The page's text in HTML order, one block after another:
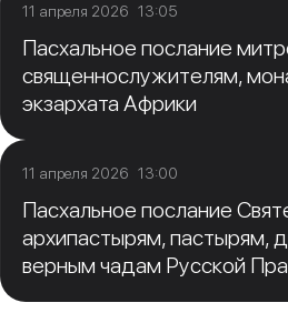
11 апреля 2026 13:05
Пасхальное послание
священнослужителям,
экзархата Африки
11 апреля 2026 13:00
Пасхальное послание
архипастырям, пастырям,
верным чадам Русской